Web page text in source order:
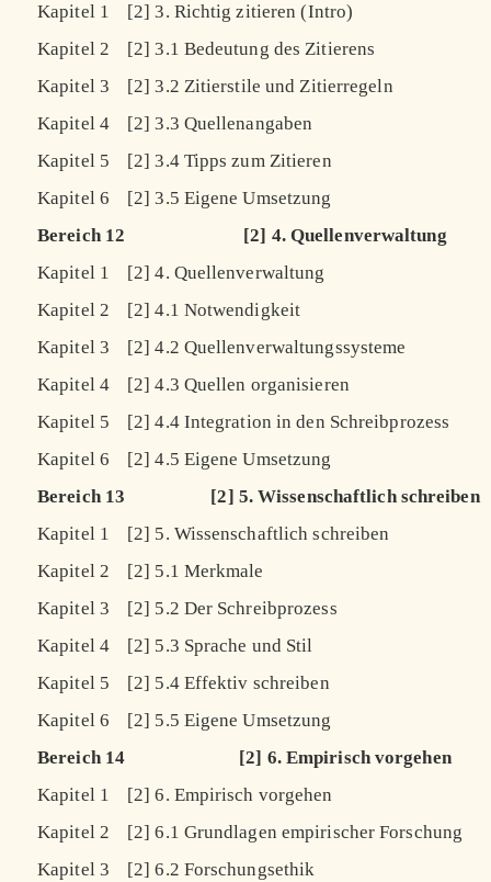
Kapitel 1
[2] 3. Richtig zitieren (Intro)
Kapitel 2
[2] 3.1 Bedeutung des Zitierens
Kapitel 3
[2] 3.2 Zitierstile und Zitierregeln
Kapitel 4
[2] 3.3 Quellenangaben
Kapitel 5
[2] 3.4 Tipps zum Zitieren
Kapitel 6
[2] 3.5 Eigene Umsetzung
Bereich 12
[2] 4. Quellenverwaltung
Kapitel 1
[2] 4. Quellenverwaltung
Kapitel 2
[2] 4.1 Notwendigkeit
Kapitel 3
[2] 4.2 Quellenverwaltungssysteme
Kapitel 4
[2] 4.3 Quellen organisieren
Kapitel 5
[2] 4.4 Integration in den Schreibprozess
Kapitel 6
[2] 4.5 Eigene Umsetzung
Bereich 13
[2] 5. Wissenschaftlich schreiben
Kapitel 1
[2] 5. Wissenschaftlich schreiben
Kapitel 2
[2] 5.1 Merkmale
Kapitel 3
[2] 5.2 Der Schreibprozess
Kapitel 4
[2] 5.3 Sprache und Stil
Kapitel 5
[2] 5.4 Effektiv schreiben
Kapitel 6
[2] 5.5 Eigene Umsetzung
Bereich 14
[2] 6. Empirisch vorgehen
Kapitel 1
[2] 6. Empirisch vorgehen
Kapitel 2
[2] 6.1 Grundlagen empirischer Forschung
Kapitel 3
[2] 6.2 Forschungsethik